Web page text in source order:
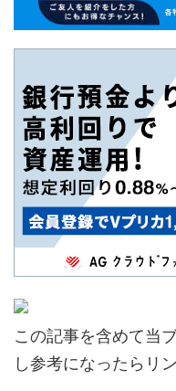
この記事を含めて当
し参考になったらリ